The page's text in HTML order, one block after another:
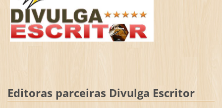
Editoras parceiras Divulga Escritor